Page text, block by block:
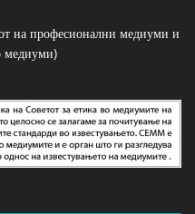
на професионални медиуми и
медиуми)